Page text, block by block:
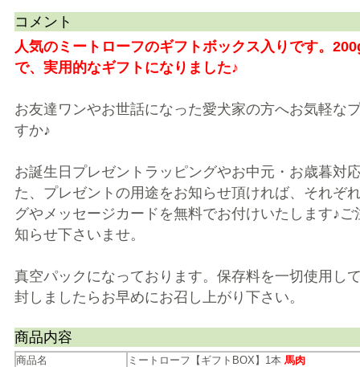
コメント
人気のミートローフのギフトボックス入りです。
で、実用的なギフトになりました♪
お友達ワンやお世話になった愛犬家の方へお気軽な
すか♪
お誕生日プレゼントラッピングやお中元・お歳暮対
た、プレゼントの用途をお知らせ頂ければ、それぞ
グやメッセージカードを無料でお付けいたします♪
知らせ下さいませ。
真空パックになっております。保存料を一切使用し
封しましたらお早めにお召し上がり下さい。
商品内容
商品名 ミートローフ【ギフトBOX】1本 馬肉